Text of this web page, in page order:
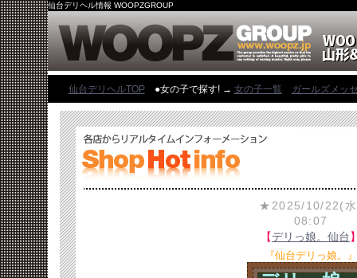
仙台デリヘル情報 WOOPZGROUP
仙台デリヘルTOP●女の子で探す! → 女の子一覧 ガールズメッ
★2025/10/22(
08:07
【デリっ娘。仙台
『仙台デリっ娘。』